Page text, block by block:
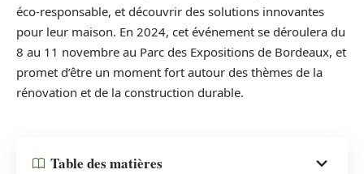
éco-responsable, et découvrir des solutions innovantes
pour leur maison. En 2024, cet événement se déroulera du
8 au 11 novembre au Parc des Expositions de Bordeaux, et
promet d’être un moment fort autour des thèmes de la
rénovation et de la construction durable.
Table des matières